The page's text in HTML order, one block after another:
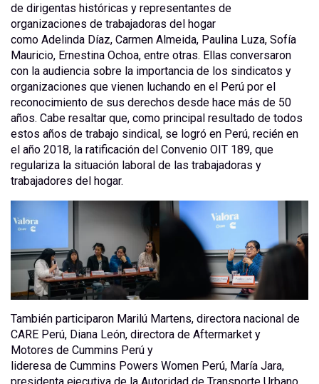
de dirigentas históricas y representantes de
organizaciones de trabajadoras del hogar
como Adelinda Díaz, Carmen Almeida, Paulina Luza, Sofía
Mauricio, Ernestina Ochoa, entre otras. Ellas conversaron
con la audiencia sobre la importancia de los sindicatos y
organizaciones que vienen luchando en el Perú por el
reconocimiento de sus derechos desde hace más de 50
años. Cabe resaltar que, como principal resultado de todos
estos años de trabajo sindical, se logró en Perú, recién en
el año 2018, la ratificación del Convenio OIT 189, que
regulariza la situación laboral de las trabajadoras y
trabajadores del hogar.
También participaron Marilú Martens, directora nacional de
CARE Perú, Diana León, directora de Aftermarket y
Motores de Cummins Perú y
lideresa de Cummins Powers Women Perú, María Jara,